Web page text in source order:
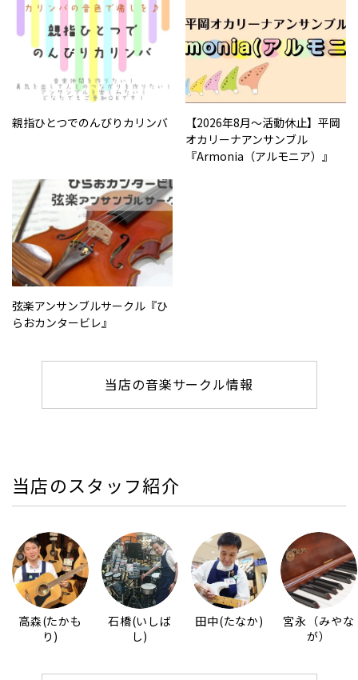
親指ひとつでのんびりカリンバ
【2026年8月～活動休止】平岡
オカリーナアンサンブル
『Armonia（アルモニア）』
弦楽アンサンブルサークル『ひ
らおカンタービレ』
当店の音楽サークル情報
当店のスタッフ紹介
高森(たかも
り)
石橋(いしば
し)
田中(たなか)
宮永（みやな
が）